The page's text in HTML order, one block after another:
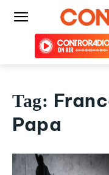
Tag:
Papa